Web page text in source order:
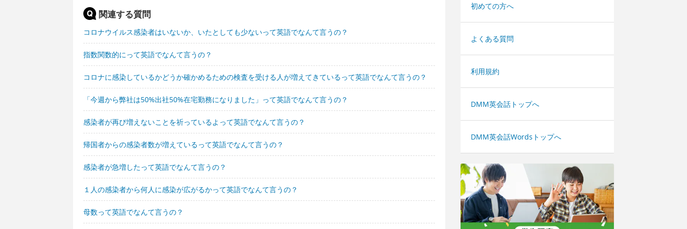
関連する質問
コロナウイルス感染者はいないか、いたとしても少ないって英語でなんて言うの？
指数関数的にって英語でなんて言うの？
コロナに感染しているかどうか確かめるための検査を受ける人が増えてきているって英語でなんて言うの？
「今週から弊社は50%出社50%在宅勤務になりました」って英語でなんて言うの？
感染者が再び増えないことを祈っているよって英語でなんて言うの？
帰国者からの感染者数が増えているって英語でなんて言うの？
感染者が急増したって英語でなんて言うの？
１人の感染者から何人に感染が広がるかって英語でなんて言うの？
母数って英語でなんて言うの？
初めての方へ
よくある質問
利用規約
DMM英会話トップへ
DMM英会話Wordsトップへ